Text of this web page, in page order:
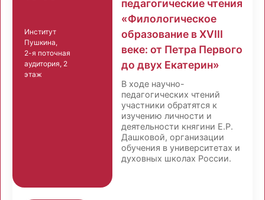
Институт
Пушкина,
2-я поточная
аудитория, 2
этаж
педагогические чтения
«Филологическое
образование в XVIII
веке: от Петра Первого
до двух Екатерин»
В ходе научно-
педагогических чтений
участники обратятся к
изучению личности и
деятельности княгини Е.Р.
Дашковой, организации
обучения в университетах и
духовных школах России.